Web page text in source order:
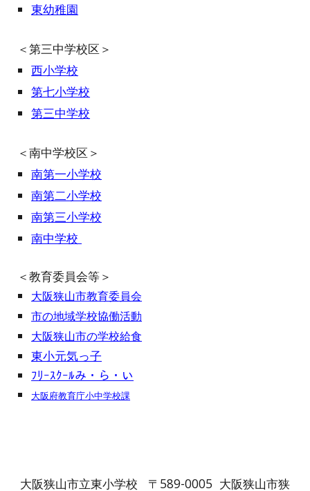
東幼稚園
＜第三中学校区＞
西小学校
第七小学校
第三中学校
＜南中学校区＞
南第一小学校
南第二小学校
南第三小学校
南中学校
＜教育委員会等＞
大阪狭山市教育委員会
市の地域学校協働活動
大阪狭山市の学校給食
東小元気っ子
ﾌﾘｰｽｸｰﾙみ・ら・い
大阪府教育庁小中学校課
大阪狭山市立東小学校 〒589-0005 大阪狭山市狭